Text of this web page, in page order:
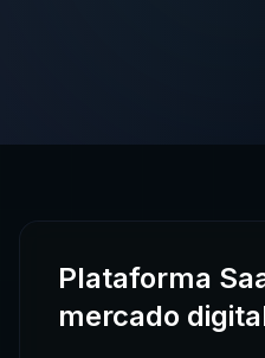
Plataforma
mercado